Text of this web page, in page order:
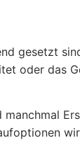
gesetzt
oder